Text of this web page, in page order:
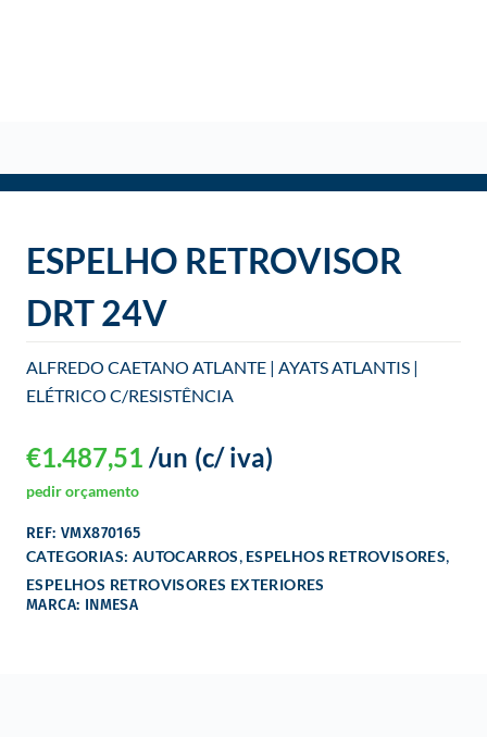
ESPELHO RETROVISOR
DRT 24V
ALFREDO CAETANO ATLANTE | AYATS ATLANTIS |
ELÉTRICO C/RESISTÊNCIA
€1.487,51 (c/ iva)
/un
pedir orçamento
REF: VMX870165
CATEGORIAS: AUTOCARROS, ESPELHOS RETROVISORES,
ESPELHOS RETROVISORES EXTERIORES
MARCA: INMESA